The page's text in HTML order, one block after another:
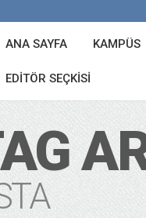
ANA SAYFA KAMPÜS
EDITÖR SEÇKISI